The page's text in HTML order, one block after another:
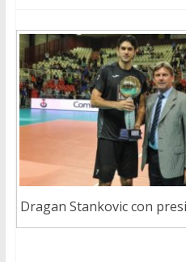
Dragan Stankovic con